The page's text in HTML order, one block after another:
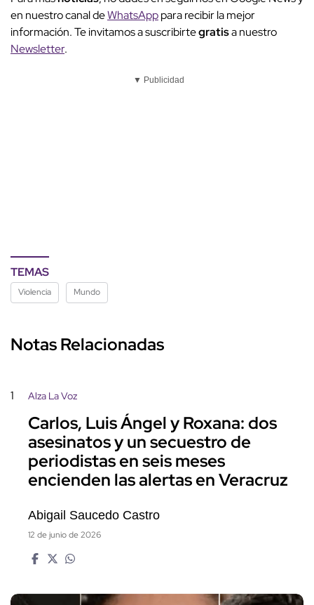
en nuestro canal deWhatsApppara recibir la mejor
información. Te invitamos a suscribirtegratisa nuestro
Newsletter.
▼ Publicidad
TEMAS
Violencia Mundo
Notas Relacionadas
1 Alza La Voz
Carlos, Luis Ángel y Roxana: dos
asesinatos y un secuestro de
periodistas en seis meses
encienden las alertas en Veracruz
Abigail Saucedo Castro
12 de junio de 2026